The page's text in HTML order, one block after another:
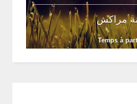
مراكش
Temps à